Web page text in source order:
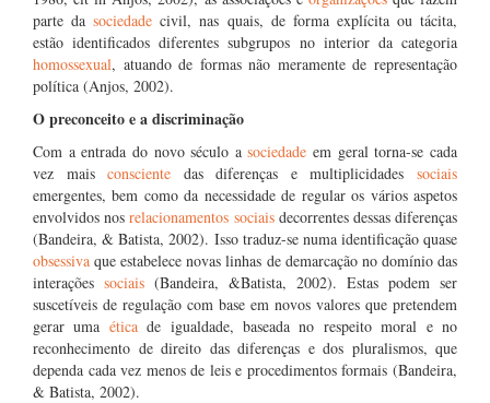
parte dasociedade civil, nas quais, de forma explícita ou tácita,
estão identificados diferentes subgrupos no interior da categoria
homossexual, atuando de formas não meramente de representação
política (Anjos, 2002).
O preconceito e a discriminação
Com a entrada do novo século asociedade em geral torna-se cada
vez maisconsciente das diferenças e multiplicidadessociais
emergentes, bem como da necessidade de regular os vários aspetos
envolvidos nosrelacionamentos sociaisdecorrentes dessas diferenças
(Bandeira, & Batista, 2002). Isso traduz-se numa identificação quase
obsessiva que estabelece novas linhas de demarcação no domínio das
interações sociais (Bandeira, &Batista, 2002). Estas podem ser
suscetíveis de regulação com base em novos valores que pretendem
gerar uma éticade igualdade, baseada no respeito moral e no
reconhecimento de direito das diferenças e dos pluralismos, que
dependa cada vez menos de leis e procedimentos formais (Bandeira,
& Batista, 2002).